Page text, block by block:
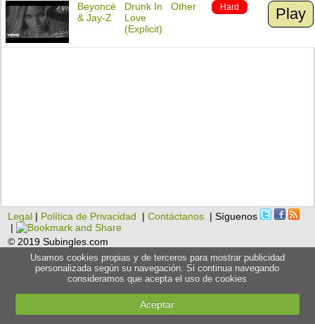
Beyoncé
& Jay-Z
Drunk In
Love
(Explicit)
Other Hard Play
Legal | Política de Privacidad |Contáctanos | Síguenos
|
© 2019 Subingles.com
Usamos cookies propias y de terceros para mostrar publicidad
personalizada según su navegación. Si continua navegando
consideramos que acepta el uso de cookies
Aceptar